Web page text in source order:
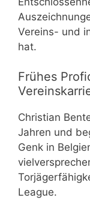
Vereins- und
hat.
Frühes
Christian
Jahren und
Genk in
League.